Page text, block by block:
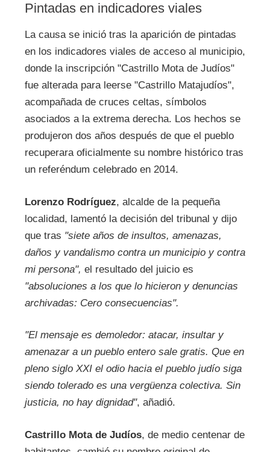
Pintadas en indicadores viales
La causa se inició tras la aparición de pintadas
en los indicadores viales de acceso al municipio,
donde la inscripción "Castrillo Mota de Judíos"
fue alterada para leerse "Castrillo Matajudíos",
acompañada de cruces celtas, símbolos
asociados a la extrema derecha. Los hechos se
produjeron dos años después de que el pueblo
recuperara oficialmente su nombre histórico tras
un referéndum celebrado en 2014.
Lorenzo Rodríguez, alcalde de la pequeña
localidad, lamentó la decisión del tribunal y dijo
que tras "siete años de insultos, amenazas,
daños y vandalismo contra un municipio y contra
mi persona", el resultado del juicio es
"absoluciones a los que lo hicieron y denuncias
archivadas: Cero consecuencias".
"El mensaje es demoledor: atacar, insultar y
amenazar a un pueblo entero sale gratis. Que en
pleno siglo XXI el odio hacia el pueblo judío siga
siendo tolerado es una vergüenza colectiva. Sin
justicia, no hay dignidad", añadió.
Castrillo Mota de Judíos, de medio centenar de